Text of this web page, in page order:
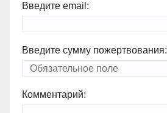
Введите email:
Введите сумму пожертвования:
Комментарий: